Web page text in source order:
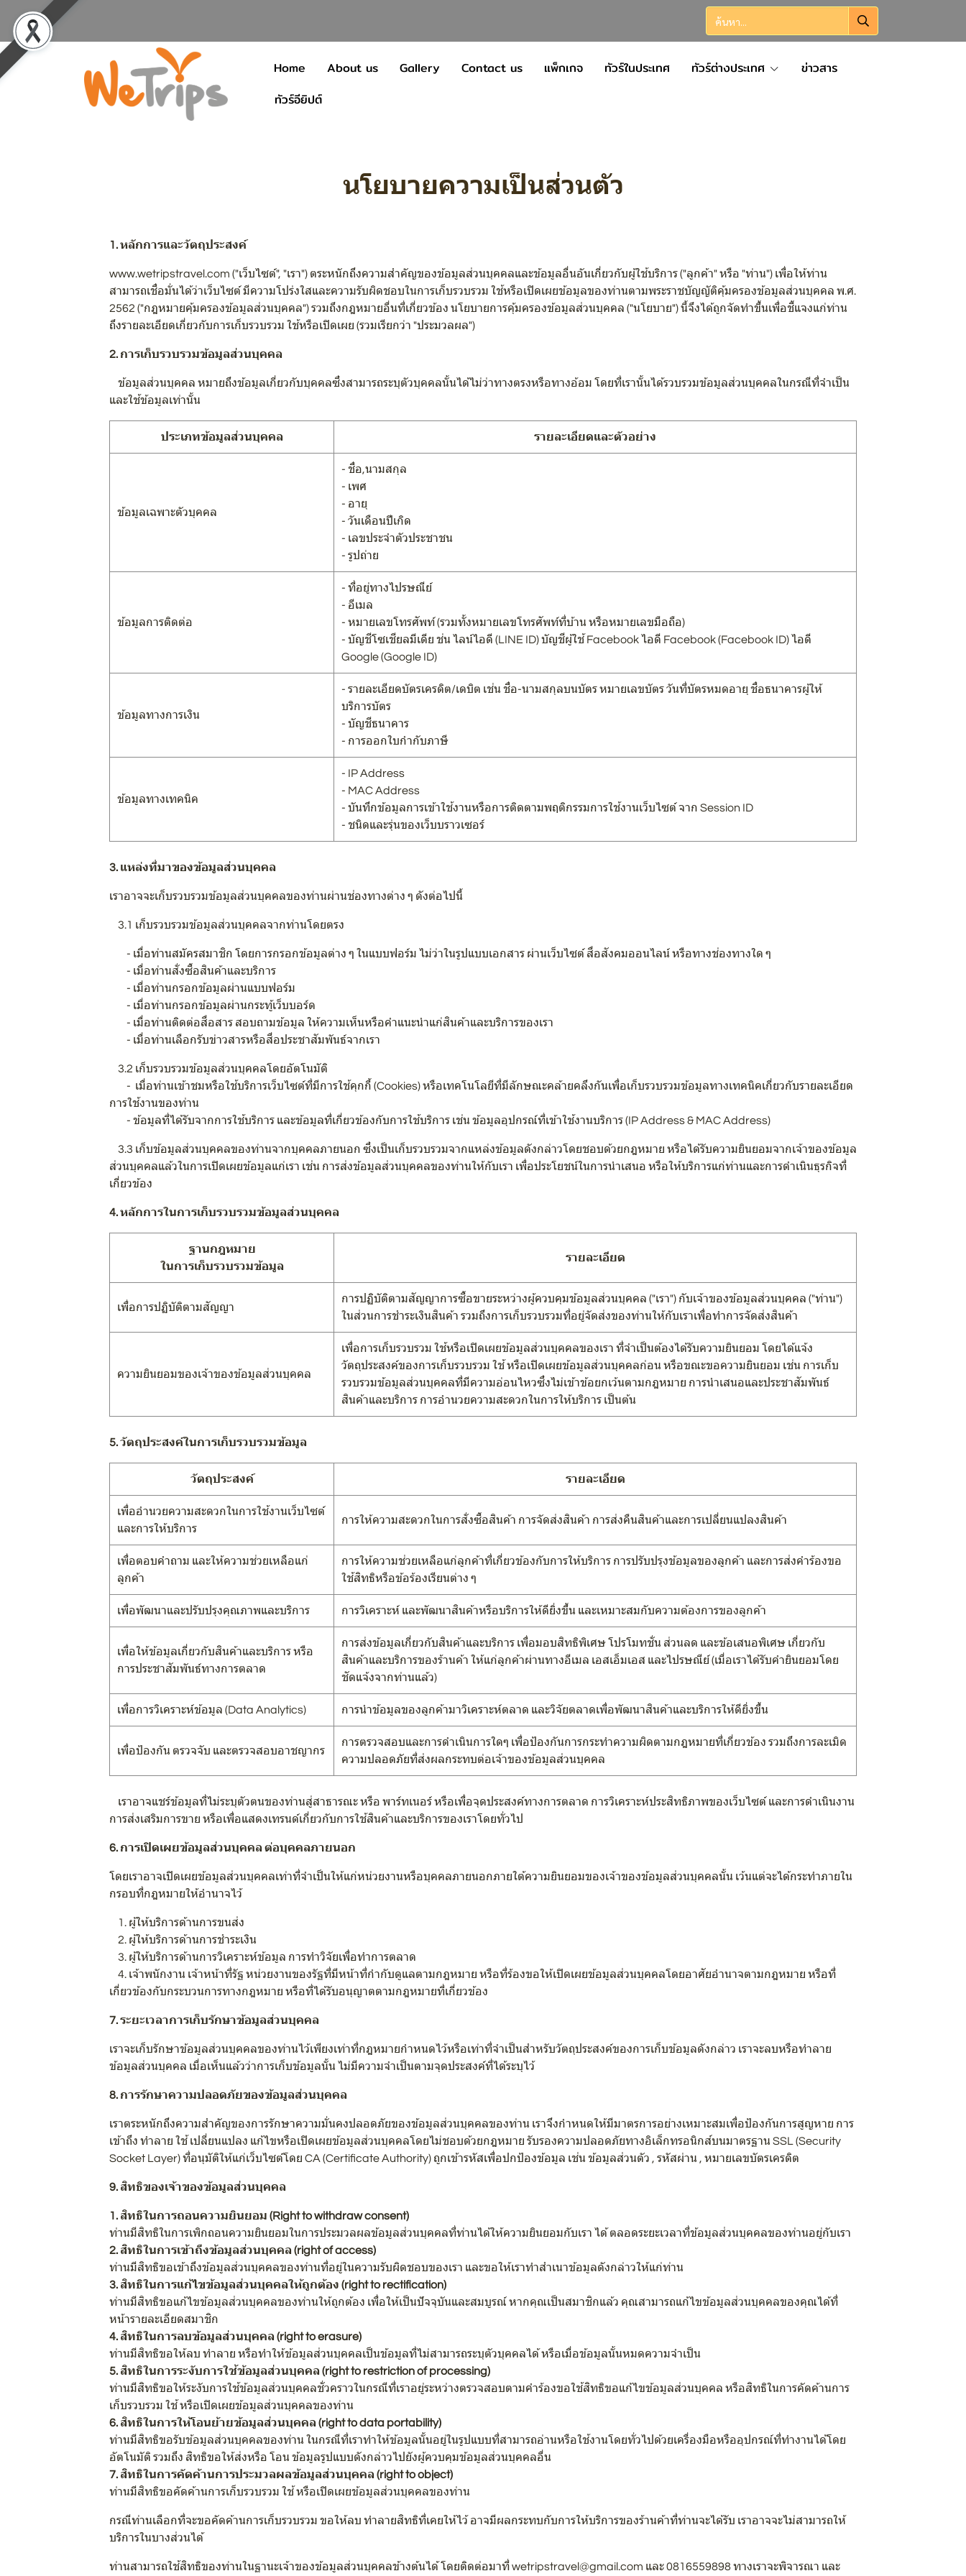
Home About us Gallery Contact us แพ็กเกจ ทัวร์ในประเทศ ทัวร์ต่างประเทศ
ข่าวสาร
ทัวร์อียิปต์
นโยบายความเป็นส่วนตัว
1. หลักการและวัตถุประสงค์
www.wetripstravel.com ("เว็บไซต์", "เรา") ตระหนักถึงความสำคัญของข้อมูลส่วนบุคคลและข้อมูลอื่นอันเกี่ยวกับผู้ใช้บริการ ("ลูกค้า" หรือ "ท่าน") เพื่อให้ท่าน
สามารถเชื่อมั่นได้ว่าเว็บไซต์ มีความโปร่งใสและความรับผิดชอบในการเก็บรวบรวม ใช้หรือเปิดเผยข้อมูลของท่านตามพระราชบัญญัติคุ้มครองข้อมูลส่วนบุคคล พ.ศ.
2562 ("กฎหมายคุ้มครองข้อมูลส่วนบุคคล") รวมถึงกฎหมายอื่นที่เกี่ยวข้อง นโยบายการคุ้มครองข้อมูลส่วนบุคคล ("นโยบาย") นี้จึงได้ถูกจัดทำขึ้นเพื่อชี้แจงแก่ท่าน
ถึงรายละเอียดเกี่ยวกับการเก็บรวบรวม ใช้หรือเปิดเผย (รวมเรียกว่า "ประมวลผล")
2. การเก็บรวบรวมข้อมูลส่วนบุคคล
ข้อมูลส่วนบุคคล หมายถึงข้อมูลเกี่ยวกับบุคคลซึ่งสามารถระบุตัวบุคคลนั้นได้ไม่ว่าทางตรงหรือทางอ้อม โดยที่เรานั้นได้รวบรวมข้อมูลส่วนบุคคลในกรณีที่จำเป็น
และใช้ข้อมูลเท่านั้น
ประเภทข้อมูลส่วนบุคคล รายละเอียดและตัวอย่าง
ข้อมูลเฉพาะตัวบุคคล
- ชื่อ,นามสกุล
- เพศ
- อายุ
- วันเดือนปีเกิด
- เลขประจำตัวประชาชน
- รูปถ่าย
ข้อมูลการติดต่อ
- ที่อยู่ทางไปรษณีย์
- อีเมล
- หมายเลขโทรศัพท์ (รวมทั้งหมายเลขโทรศัพท์ที่บ้าน หรือหมายเลขมือถือ)
- บัญชีโซเชียลมีเดีย ช่น ไลน์ไอดี (LINE ID) บัญชีผู้ใช้ Facebook ไอดี Facebook (Facebook ID) ไอดี
Google (Google ID)
ข้อมูลทางการเงิน
- รายละเอียดบัตรเครดิต/เดบิต เช่น ชื่อ-นามสกุลบนบัตร หมายเลขบัตร วันที่บัตรหมดอายุ ชื่อธนาคารผู้ให้
บริการบัตร
- บัญชีธนาคาร
- การออกใบกำกับภาษี
ข้อมูลทางเทคนิค
- IP Address
- MAC Address
- บันทึกข้อมูลการเข้าใช้งานหรือการติดตามพฤติกรรมการใช้งานเว็บไซต์ จาก Session ID
- ชนิดและรุ่นของเว็บบราวเซอร์
3. แหล่งที่มาของข้อมูลส่วนบุคคล
เราอาจจะเก็บรวบรวมข้อมูลส่วนบุคคลของท่านผ่านช่องทางต่าง ๆ ดังต่อไปนี้
3.1 เก็บรวบรวมข้อมูลส่วนบุคคลจากท่านโดยตรง
- เมื่อท่านสมัครสมาชิก โดยการกรอกข้อมูลต่าง ๆ ในแบบฟอร์ม ไม่ว่าในรูปแบบเอกสาร ผ่านเว็บไซต์ สื่อสังคมออนไลน์ หรือทางช่องทางใด ๆ
- เมื่อท่านสั่งซื้อสินค้าและบริการ
- เมื่อท่านกรอกข้อมูลผ่านแบบฟอร์ม
- เมื่อท่านกรอกข้อมูลผ่านกระทู้เว็บบอร์ด
- เมื่อท่านติดต่อสื่อสาร สอบถามข้อมูล ให้ความเห็นหรือคำแนะนำแก่สินค้าและบริการของเรา
- เมื่อท่านเลือกรับข่าวสารหรือสื่อประชาสัมพันธ์จากเรา
3.2 เก็บรวบรวมข้อมูลส่วนบุคคลโดยอัตโนมัติ
- เมื่อท่านเข้าชมหรือใช้บริการเว็บไซต์ที่มีการใช้คุกกี้ (Cookies) หรือเทคโนโลยีที่มีลักษณะคล้ายคลึงกันเพื่อเก็บรวบรวมข้อมูลทางเทคนิคเกี่ยวกับรายละเอียด
การใช้งานของท่าน
- ข้อมูลที่ได้รับจากการใช้บริการ และข้อมูลที่เกี่ยวข้องกับการใช้บริการ เช่น ข้อมูลอุปกรณ์ที่เข้าใช้งานบริการ (IP Address & MAC Address)
3.3 เก็บข้อมูลส่วนบุคคลของท่านจากบุคคลภายนอก ซึ่งเป็นเก็บรวบรวมจากแหล่งข้อมูลดังกล่าวโดยชอบด้วยกฎหมาย หรือได้รับความยินยอมจากเจ้าของข้อมูล
ส่วนบุคคลแล้วในการเปิดเผยข้อมูลแก่เรา เช่น การส่งข้อมูลส่วนบุคคลของท่านให้กับเรา เพื่อประโยชน์ในการนำเสนอ หรือให้บริการแก่ท่านและการดำเนินธุรกิจที่
เกี่ยวข้อง
4. หลักการในการเก็บรวบรวมข้อมูลส่วนบุคคล
ฐานกฎหมาย
ในการเก็บรวบรวมข้อมูล
รายละเอียด
เพื่อการปฏิบัติตามสัญญา
การปฏิบัติตามสัญญาการซื้อขายระหว่างผู้ควบคุมข้อมูลส่วนบุคคล ("เรา") กับเจ้าของข้อมูลส่วนบุคคล ("ท่าน")
ในส่วนการชำระเงินสินค้า รวมถึงการเก็บรวบรวมที่อยู่จัดส่งของท่านให้กับเราเพื่อทำการจัดส่งสินค้า
ความยินยอมของเจ้าของข้อมูลส่วนบุคคล
เพื่อการเก็บรวบรวม ใช้หรือเปิดเผยข้อมูลส่วนบุคคลของเรา ที่จำเป็นต้องได้รับความยินยอม โดยได้แจ้ง
วัตถุประสงค์ของการเก็บรวบรวม ใช้ หรือเปิดเผยข้อมูลส่วนบุคคลก่อน หรือขณะขอความยินยอม เช่น การเก็บ
รวบรวมข้อมูลส่วนบุคคลที่มีความอ่อนไหวซึ่งไม่เข้าข้อยกเว้นตามกฎหมาย การนำเสนอและประชาสัมพันธ์
สินค้าและบริการ การอำนวยความสะดวกในการให้บริการ เป็นต้น
5. วัตถุประสงค์ในการเก็บรวบรวมข้อมูล
วัตถุประสงค์ รายละเอียด
เพื่ออำนวยความสะดวกในการใช้งานเว็บไซต์
และการให้บริการ
การให้ความสะดวกในการสั่งซื้อสินค้า การจัดส่งสินค้า การส่งคืนสินค้าและการเปลี่ยนแปลงสินค้า
เพื่อตอบคำถาม และให้ความช่วยเหลือแก่
ลูกค้า
การให้ความช่วยเหลือแก่ลูกค้าที่เกี่ยวข้องกับการให้บริการ การปรับปรุงข้อมูลของลูกค้า และการส่งคำร้องขอ
ใช้สิทธิหรือข้อร้องเรียนต่าง ๆ
เพื่อพัฒนาและปรับปรุงคุณภาพและบริการ การวิเคราะห์ และพัฒนาสินค้าหรือบริการให้ดียิ่งขึ้น และเหมาะสมกับความต้องการของลูกค้า
เพื่อให้ข้อมูลเกี่ยวกับสินค้าและบริการ หรือ
การประชาสัมพันธ์ทางการตลาด
การส่งข้อมูลเกี่ยวกับสินค้าและบริการ เพื่อมอบสิทธิพิเศษ โปรโมทชั่น ส่วนลด และข้อเสนอพิเศษ เกี่ยวกับ
สินค้าและบริการของร้านค้า ให้แก่ลูกค้าผ่านทางอีเมล เอสเอ็มเอส และไปรษณีย์ (เมื่อเราได้รับคำยินยอมโดย
ชัดแจ้งจากท่านแล้ว)
เพื่อการวิเคราะห์ข้อมูล (Data Analytics) การนำข้อมูลของลูกค้ามาวิเคราะห์ตลาด และวิจัยตลาดเพื่อพัฒนาสินค้าและบริการให้ดียิ่งขึ้น
เพื่อป้องกัน ตรวจจับ และตรวจสอบอาชญากร
การตรวจสอบและการดำเนินการใดๆ เพื่อป้องกันการกระทำความผิดตามกฎหมายที่เกี่ยวข้อง รวมถึงการละเมิด
ความปลอดภัยที่ส่งผลกระทบต่อเจ้าของข้อมูลส่วนบุคคล
เราอาจแชร์ข้อมูลที่ไม่ระบุตัวตนของท่านสู่สาธารณะ หรือ พาร์ทเนอร์ หรือเพื่อจุดประสงค์ทางการตลาด การวิเคราะห์ประสิทธิภาพของเว็บไซต์ และการดำเนินงาน
การส่งเสริมการขาย หรือเพื่อแสดงเทรนด์เกี่ยวกับการใช้สินค้าและบริการของเราโดยทั่วไป
6. การเปิดเผยข้อมูลส่วนบุคคล ต่อบุคคลภายนอก
โดยเราอาจเปิดเผยข้อมูลส่วนบุคคลเท่าที่จำเป็นให้แก่หน่วยงานหรือบุคคลภายนอกภายใต้ความยินยอมของเจ้าของข้อมูลส่วนบุคคลนั้น เว้นแต่จะได้กระทำภายใน
กรอบที่กฎหมายให้อำนาจไว้
1. ผู้ให้บริการด้านการขนส่ง
2. ผู้ให้บริการด้านการชำระเงิน
3. ผู้ให้บริการด้านการวิเคราะห์ข้อมูล การทำวิจัยเพื่อทำการตลาด
4. เจ้าพนักงาน เจ้าหน้าที่รัฐ หน่วยงานของรัฐที่มีหน้าที่กำกับดูแลตามกฎหมาย หรือที่ร้องขอให้เปิดเผยข้อมูลส่วนบุคคลโดยอาศัยอำนาจตามกฎหมาย หรือที่
เกี่ยวข้องกับกระบวนการทางกฎหมาย หรือที่ได้รับอนุญาตตามกฎหมายที่เกี่ยวข้อง
7. ระยะเวลาการเก็บรักษาข้อมูลส่วนบุคคล
เราจะเก็บรักษาข้อมูลส่วนบุคคลของท่านไว้เพียงเท่าที่กฎหมายกำหนดไว้หรือเท่าที่จำเป็นสำหรับวัตถุประสงค์ของการเก็บข้อมูลดังกล่าว เราจะลบหรือทำลาย
ข้อมูลส่วนบุคคล เมื่อเห็นแล้วว่าการเก็บข้อมูลนั้น ไม่มีความจำเป็นตามจุดประสงค์ที่ได้ระบุไว้
8. การรักษาความปลอดภัยของข้อมูลส่วนบุคคล
เราตระหนักถึงความสำคัญของการรักษาความมั่นคงปลอดภัยของข้อมูลส่วนบุคคลของท่าน เราจึงกำหนดให้มีมาตรการอย่างเหมาะสมเพื่อป้องกันการสูญหาย การ
เข้าถึง ทำลาย ใช้ เปลี่ยนแปลง แก้ไขหรือเปิดเผยข้อมูลส่วนบุคคลโดยไม่ชอบด้วยกฎหมาย รับรองความปลอดภัยทางอิเล็กทรอนิกส์บนมาตรฐาน SSL (Security
Socket Layer) ที่อนุมัติให้แก่เว็บไซต์โดย CA (Certificate Authority) ถูกเข้ารหัสเพื่อปกป้องข้อมูล เช่น ข้อมูลส่วนตัว , รหัสผ่าน , หมายเลขบัตรเครดิต
9. สิทธิของเจ้าของข้อมูลส่วนบุคคล
1. สิทธิในการถอนความยินยอม (Right to withdraw consent)
ท่านมีสิทธิในการเพิกถอนความยินยอมในการประมวลผลข้อมูลส่วนบุคคลที่ท่านได้ให้ความยินยอมกับเรา ได้ ตลอดระยะเวลาที่ข้อมูลส่วนบุคคลของท่านอยู่กับเรา
2. สิทธิในการเข้าถึงข้อมูลส่วนบุคคล (right of access)
ท่านมีสิทธิขอเข้าถึงข้อมูลส่วนบุคคลของท่านที่อยู่ในความรับผิดชอบของเรา และขอให้เราทำสำเนาข้อมูลดังกล่าวให้แก่ท่าน
3. สิทธิในการแก้ไขข้อมูลส่วนบุคคลให้ถูกต้อง (right to rectification)
ท่านมีสิทธิขอแก้ไขข้อมูลส่วนบุคคลของท่านให้ถูกต้อง เพื่อให้เป็นปัจจุบันและสมบูรณ์ หากคุณเป็นสมาชิกแล้ว คุณสามารถแก้ไขข้อมูลส่วนบุคคลของคุณได้ที่
หน้ารายละเอียดสมาชิก
4. สิทธิในการลบข้อมูลส่วนบุคคล (right to erasure)
ท่านมีสิทธิขอให้ลบ ทำลาย หรือทำให้ข้อมูลส่วนบุคคลเป็นข้อมูลที่ไม่สามารถระบุตัวบุคคลได้ หรือเมื่อข้อมูลนั้นหมดความจำเป็น
5. สิทธิในการระงับการใช้ข้อมูลส่วนบุคคล (right to restriction of processing)
ท่านมีสิทธิขอให้ระงับการใช้ข้อมูลส่วนบุคคลชั่วคราวในกรณีที่เราอยู่ระหว่างตรวจสอบตามคำร้องขอใช้สิทธิขอแก้ไขข้อมูลส่วนบุคคล หรือสิทธิในการคัดค้านการ
เก็บรวบรวม ใช้ หรือเปิดเผยข้อมูลส่วนบุคคลของท่าน
6. สิทธิในการให้โอนย้ายข้อมูลส่วนบุคคล (right to data portability)
ท่านมีสิทธิขอรับข้อมูลส่วนบุคคลของท่าน ในกรณีที่เราทำให้ข้อมูลนั้นอยู่ในรูปแบบที่สามารถอ่านหรือใช้งานโดยทั่วไปด้วยเครื่องมือหรืออุปกรณ์ที่ทำงานได้โดย
อัตโนมัติ รวมถึง สิทธิขอให้ส่งหรือ โอน ข้อมูลรูปแบบดังกล่าวไปยังผู้ควบคุมข้อมูลส่วนบุคคลอื่น
7. สิทธิในการคัดค้านการประมวลผลข้อมูลส่วนบุคคล (right to object)
ท่านมีสิทธิขอคัดค้านการเก็บรวบรวม ใช้ หรือเปิดเผยข้อมูลส่วนบุคคลของท่าน
กรณีท่านเลือกที่จะขอคัดค้านการเก็บรวบรวม ขอให้ลบ ทำลายสิทธิที่เคยให้ไว้ อาจมีผลกระทบกับการให้บริการของร้านค้าที่ท่านจะได้รับ เราอาจจะไม่สามารถให้
บริการในบางส่วนได้
ท่านสามารถใช้สิทธิของท่านในฐานะเจ้าของข้อมูลส่วนบุคคลข้างต้นได้ โดยติดต่อมาที่ wetripstravel@gmail.com และ 0816559898 ทางเราจะพิจารณา และ